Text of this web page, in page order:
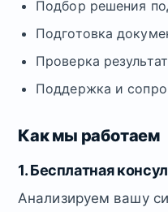
Подбор решения
Подготовка
Проверка
Поддержка и
Как мы работаем
1. Бесплатная
Анализируем вашу